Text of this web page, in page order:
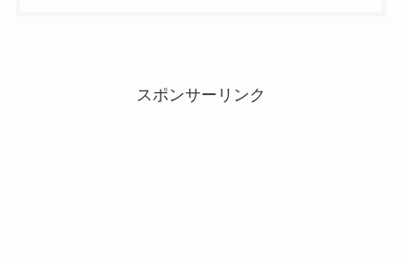
スポンサーリンク